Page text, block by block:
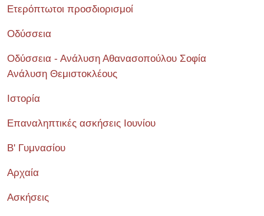
Ετερόπτωτοι προσδιορισμοί
Οδύσσεια
Οδύσσεια - Ανάλυση Αθανασοπούλου Σοφία
Ανάλυση Θεμιστοκλέους
Ιστορία
Επαναληπτικές ασκήσεις Ιουνίου
Β' Γυμνασίου
Αρχαία
Ασκήσεις